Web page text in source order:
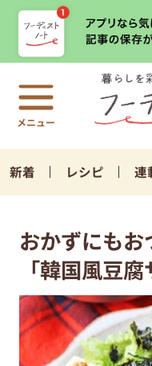
新着 レシピ 連
おかずにもお
「韓国風豆